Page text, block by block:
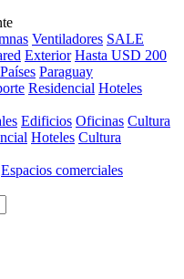
Ventiladores SALE
Exterior Hasta USD 200
Paraguay
Residencial Hoteles
Edificios Oficinas Cultura
Hoteles Cultura
Espacios comerciales